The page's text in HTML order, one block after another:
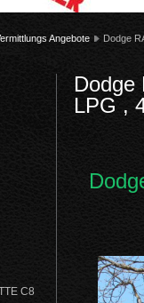
Angebote Dodge
C8
Dodge
LPG ,